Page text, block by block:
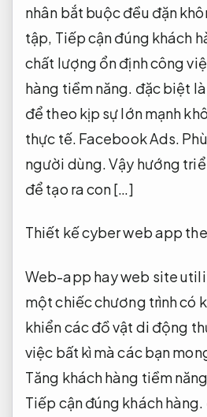
nhân bắt buộc đều đặn
tập, Tiếp cận đúng khách
chất lượng ổn định công
hàng tiềm năng. đặc biệt
để theo kịp sự lớn mạnh
thực tế. Facebook Ads.
người dùng.Vậy hướng
để tạo ra con […]
Thiết kế cyber web app
Web-app hay web site
một chiếc chương trình có
khiển các đồ vật di động
việc bất kì mà các bạn
Tăng khách hàng tiềm
Tiếp cận đúng khách hàng.